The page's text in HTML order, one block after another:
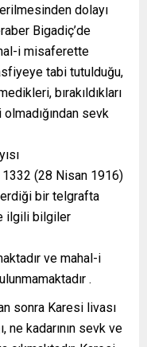
dolayı
Bigadiç’de
i misaferette
tabi tutulduğu,
bırakıldıkları
sevk
1332 (28 Nisan 1916)
bir telgrafta
ilgili bilgiler
ve mahal-i
.
sonra Karesi livası
ne kadarının sevk ve